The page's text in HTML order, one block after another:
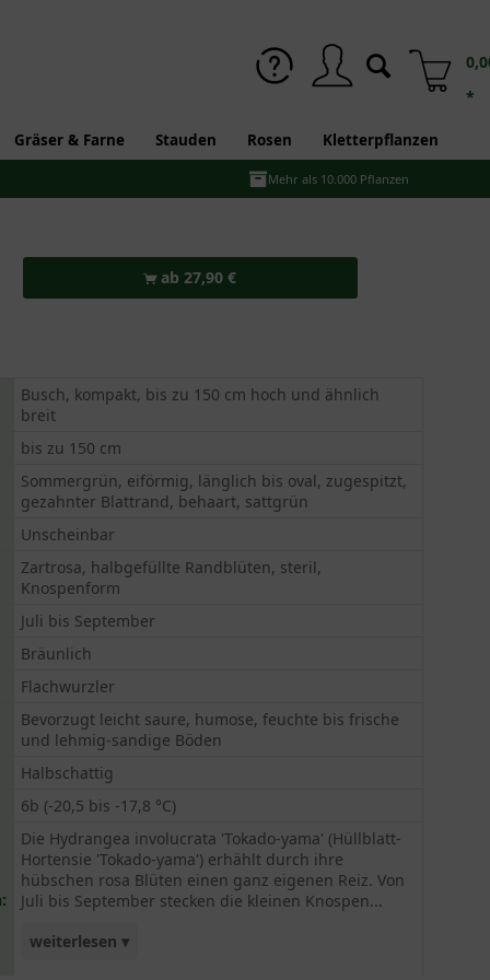
*
Gräser & Farne Stauden Rosen Kletterpflanzen
Mehr als 10.000 Pflanzen
ab 27,90 €
Busch, kompakt, bis zu 150 cm hoch und ähnlich
breit
bis zu 150 cm
Sommergrün, eiförmig, länglich bis oval, zugespitzt,
gezahnter Blattrand, behaart, sattgrün
Unscheinbar
Zartrosa, halbgefüllte Randblüten, steril,
Knospenform
Juli bis September
Bräunlich
Flachwurzler
Bevorzugt leicht saure, humose, feuchte bis frische
und lehmig-sandige Böden
Halbschattig
6b (-20,5 bis -17,8 °C)
Die Hydrangea involucrata 'Tokado-yama' (Hüllblatt-
Hortensie 'Tokado-yama') erhählt durch ihre
hübschen rosa Blüten einen ganz eigenen Reiz. Von
Juli bis September stecken die kleinen Knospen...
weiterlesen ▾